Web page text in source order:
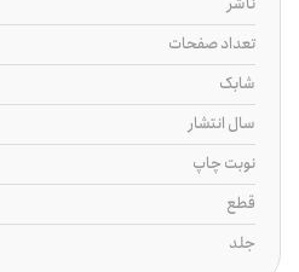
تعداد صفحات
شابک
سال انتشار
نوبت چاپ
قطع
جلد